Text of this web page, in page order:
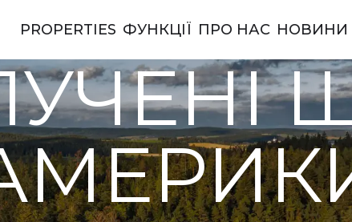
PROPERTIES ФУНКЦІЇ ПРО НАС НОВИНИ